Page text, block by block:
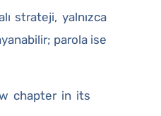
strateji, yalnızca
parola ise
chapter in its